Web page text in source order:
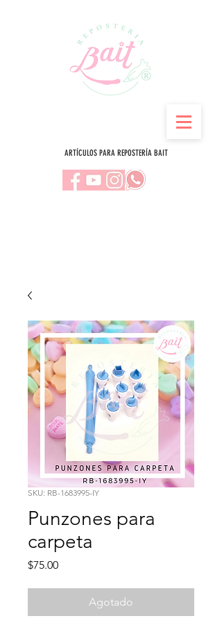
ARTÍCULOS PARA REPOSTERÍA BAIT
SKU: RB-1683995-IY
Punzones para
carpeta
$75.00Precio
Agotado